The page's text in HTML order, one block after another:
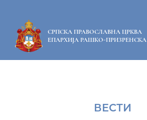
СРПСКА ПРАВОСЛАВНА ЦРКВА
ЕПАРХИЈА РАШКО-ПРИЗРЕНСКА
ВЕСТИ